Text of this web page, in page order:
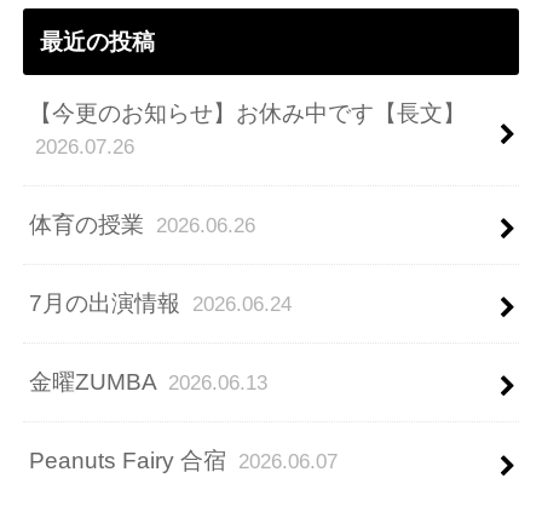
最近の投稿
【今更のお知らせ】お休み中です【長文】
2026.07.26
体育の授業 2026.06.26
7月の出演情報 2026.06.24
金曜ZUMBA 2026.06.13
Peanuts Fairy 合宿 2026.06.07